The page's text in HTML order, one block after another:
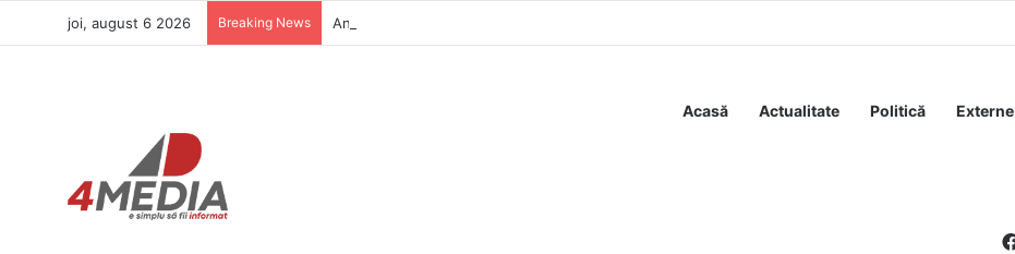
joi, august 6 2026 Breaking News Andrei Caramitru derapează din nou: „Suntem o țară de cretini low IQ pe care nu te poți baza”
Acasă Actualitate Politică Externe